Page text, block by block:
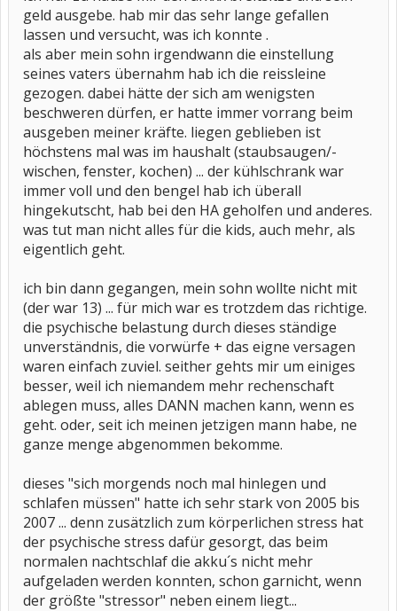
geld ausgebe. hab mir das sehr lange gefallen
lassen und versucht, was ich konnte .
als aber mein sohn irgendwann die einstellung
seines vaters übernahm hab ich die reissleine
gezogen. dabei hätte der sich am wenigsten
beschweren dürfen, er hatte immer vorrang beim
ausgeben meiner kräfte. liegen geblieben ist
höchstens mal was im haushalt (staubsaugen/-
wischen, fenster, kochen) ... der kühlschrank war
immer voll und den bengel hab ich überall
hingekutscht, hab bei den HA geholfen und anderes.
was tut man nicht alles für die kids, auch mehr, als
eigentlich geht.
ich bin dann gegangen, mein sohn wollte nicht mit
(der war 13) ... für mich war es trotzdem das richtige.
die psychische belastung durch dieses ständige
unverständnis, die vorwürfe + das eigne versagen
waren einfach zuviel. seither gehts mir um einiges
besser, weil ich niemandem mehr rechenschaft
ablegen muss, alles DANN machen kann, wenn es
geht. oder, seit ich meinen jetzigen mann habe, ne
ganze menge abgenommen bekomme.
dieses "sich morgends noch mal hinlegen und
schlafen müssen" hatte ich sehr stark von 2005 bis
2007 ... denn zusätzlich zum körperlichen stress hat
der psychische stress dafür gesorgt, das beim
normalen nachtschlaf die akku´s nicht mehr
aufgeladen werden konnten, schon garnicht, wenn
der größte "stressor" neben einem liegt...